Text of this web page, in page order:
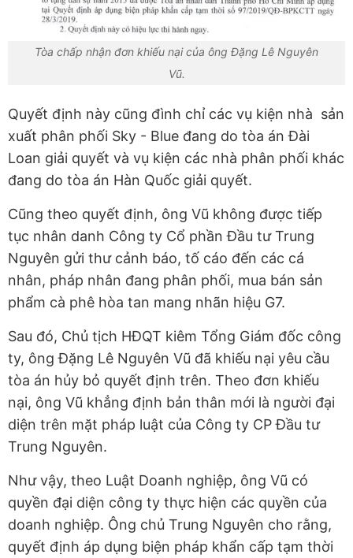
Tòa chấp nhận đơn khiếu nại của ông Đặng Lê Nguyên
Vũ.
Quyết định này cũng đình chỉ các vụ kiện nhà sản
xuất phân phối Sky - Blue đang do tòa án Đài
Loan giải quyết và vụ kiện các nhà phân phối khác
đang do tòa án Hàn Quốc giải quyết.
Cũng theo quyết định, ông Vũ không được tiếp
tục nhân danh Công ty Cổ phần Đầu tư Trung
Nguyên gửi thư cảnh báo, tố cáo đến các cá
nhân, pháp nhân đang phân phối, mua bán sản
phẩm cà phê hòa tan mang nhãn hiệu G7.
Sau đó, Chủ tịch HĐQT kiêm Tổng Giám đốc công
ty, ông Đặng Lê Nguyên Vũ đã khiếu nại yêu cầu
tòa án hủy bỏ quyết định trên. Theo đơn khiếu
nại, ông Vũ khẳng định bản thân mới là người đại
diện trên mặt pháp luật của Công ty CP Đầu tư
Trung Nguyên.
Như vậy, theo Luật Doanh nghiệp, ông Vũ có
quyền đại diện công ty thực hiện các quyền của
doanh nghiệp. Ông chủ Trung Nguyên cho rằng,
quyết định áp dụng biện pháp khẩn cấp tạm thời